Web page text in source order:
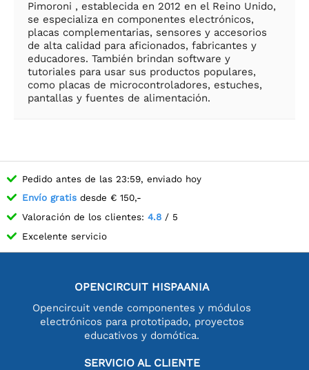
Pimoroni , establecida en 2012 en el Reino Unido,
se especializa en componentes electrónicos,
placas complementarias, sensores y accesorios
de alta calidad para aficionados, fabricantes y
educadores. También brindan software y
tutoriales para usar sus productos populares,
como placas de microcontroladores, estuches,
pantallas y fuentes de alimentación.
Pedido antes de las 23:59, enviado hoy
Envío gratis desde € 150,-
Valoración de los clientes: 4.8 / 5
Excelente servicio
OPENCIRCUIT HISPAANIA
Opencircuit vende componentes y módulos
electrónicos para prototipado, proyectos
educativos y domótica.
SERVICIO AL CLIENTE